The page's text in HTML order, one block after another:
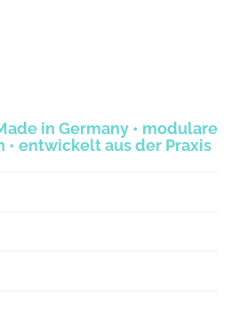
in Germany • modulare
• entwickelt aus der Praxis